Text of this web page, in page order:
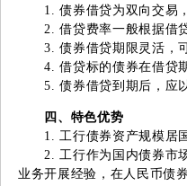
1. 债券借贷为双向交易，
2. 借贷费率一般根据借贷
3. 债券借贷期限灵活，可
4. 借贷标的债券在借贷期
5. 债券借贷到期后，应以
四、特色优势
1. 工行债券资产规模居国
2. 工行作为国内债券市场
业务开展经验，在人民币债